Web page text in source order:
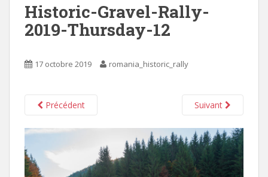
Historic-Gravel-Rally-
2019-Thursday-12
17 octobre 2019 romania_historic_rally
Précédent Suivant